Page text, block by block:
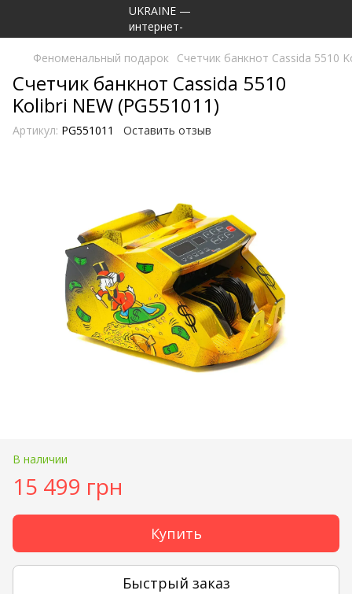
Феноменальный подарок Счетчик банкнот Cassida 5510
Счетчик банкнот Cassida 5510
Kolibri NEW (PG551011)
Артикул: PG551011 Оставить отзыв
В наличии
15 499 грн
Купить
Быстрый заказ